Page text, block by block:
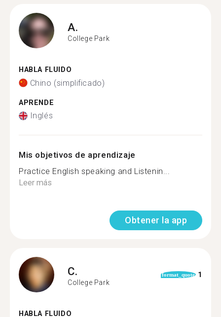
A.
College Park
HABLA FLUIDO
Chino (simplificado)
APRENDE
Inglés
Mis objetivos de aprendizaje
Practice English speaking and Listenin...
Leer más
Obtener la app
C.
College Park
format_quote 1
HABLA FLUIDO